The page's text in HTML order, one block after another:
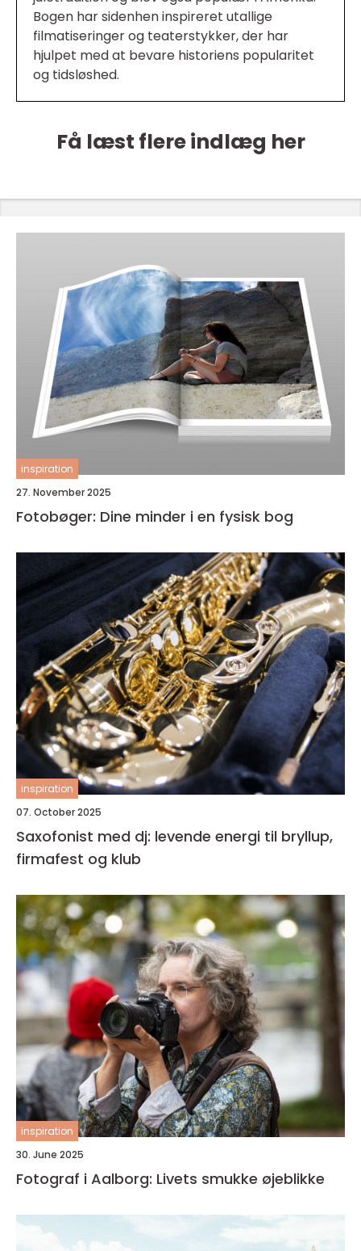
Bogen har sidenhen inspireret utallige
filmatiseringer og teaterstykker, der har
hjulpet med at bevare historiens popularitet
og tidsløshed.
Få læst flere indlæg her
inspiration
27. November 2025
Fotobøger: Dine minder i en fysisk bog
inspiration
07. October 2025
Saxofonist med dj: levende energi til bryllup,
firmafest og klub
inspiration
30. June 2025
Fotograf i Aalborg: Livets smukke øjeblikke